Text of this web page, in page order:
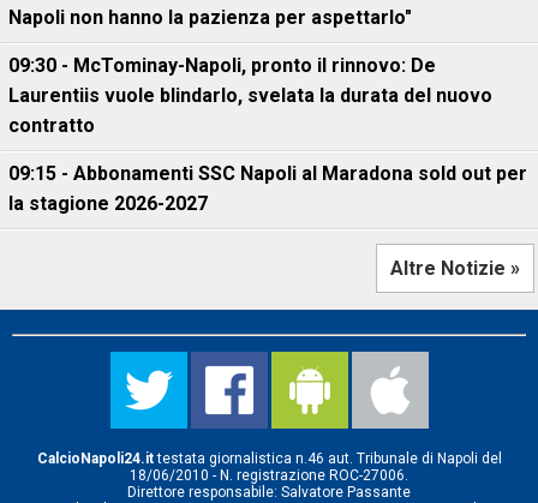
Napoli non hanno la pazienza per aspettarlo"
09:30 - McTominay-Napoli, pronto il rinnovo: De
Laurentiis vuole blindarlo, svelata la durata del nuovo
contratto
09:15 - Abbonamenti SSC Napoli al Maradona sold out per
la stagione 2026-2027
Altre Notizie »
CalcioNapoli24.ittestata giornalistica n.46 aut. Tribunale di Napoli del
18/06/2010 - N. registrazione ROC-27006.
Direttore responsabile: Salvatore Passante